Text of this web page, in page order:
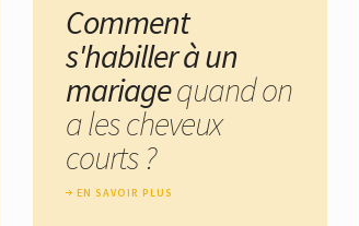
Comment
s'habiller à un
mariagequand on
a les cheveux
courts ?
EN SAVOIR PLUS